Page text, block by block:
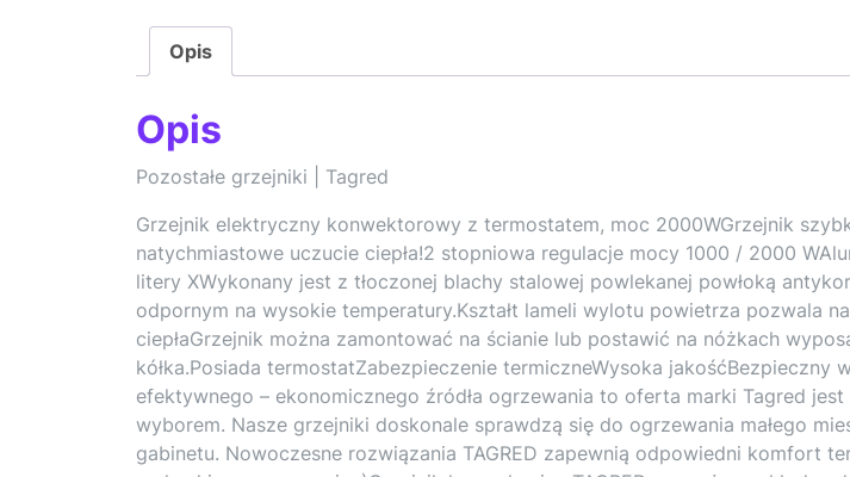
Opis
Opis
Pozostałe grzejniki | Tagred
Grzejnik elektryczny konwektorowy z termostatem, moc 2000WGrzejnik
natychmiastowe uczucie ciepła!2 stopniowa regulacje mocy 1000 / 2000
litery XWykonany jest z tłoczonej blachy stalowej powlekanej powłoką
odpornym na wysokie temperatury.Kształt lameli wylotu powietrza pozwala
ciepłaGrzejnik można zamontować na ścianie lub postawić na nóżkach
kółka.Posiada termostatZabezpieczenie termiczneWysoka jakośćBezpieczny
efektywnego – ekonomicznego źródła ogrzewania to oferta marki Tagred
wyborem. Nasze grzejniki doskonale sprawdzą się do ogrzewania małego
gabinetu. Nowoczesne rozwiązania TAGRED zapewnią odpowiedni komfort